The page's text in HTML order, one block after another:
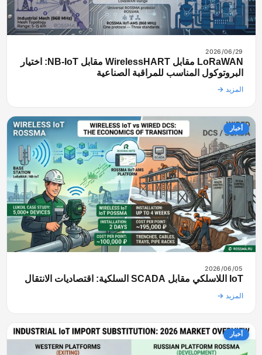
2026/06/29
LoRaWAN مقابل WirelessHART مقابل NB-IoT: اختيار
البروتوكول المناسب للمراقبة الصناعية
المزيد →
أخبار
2026/06/05
IoT اللاسلكي مقابل SCADA السلكية: اقتصاديات الانتقال
المزيد →
أخبار